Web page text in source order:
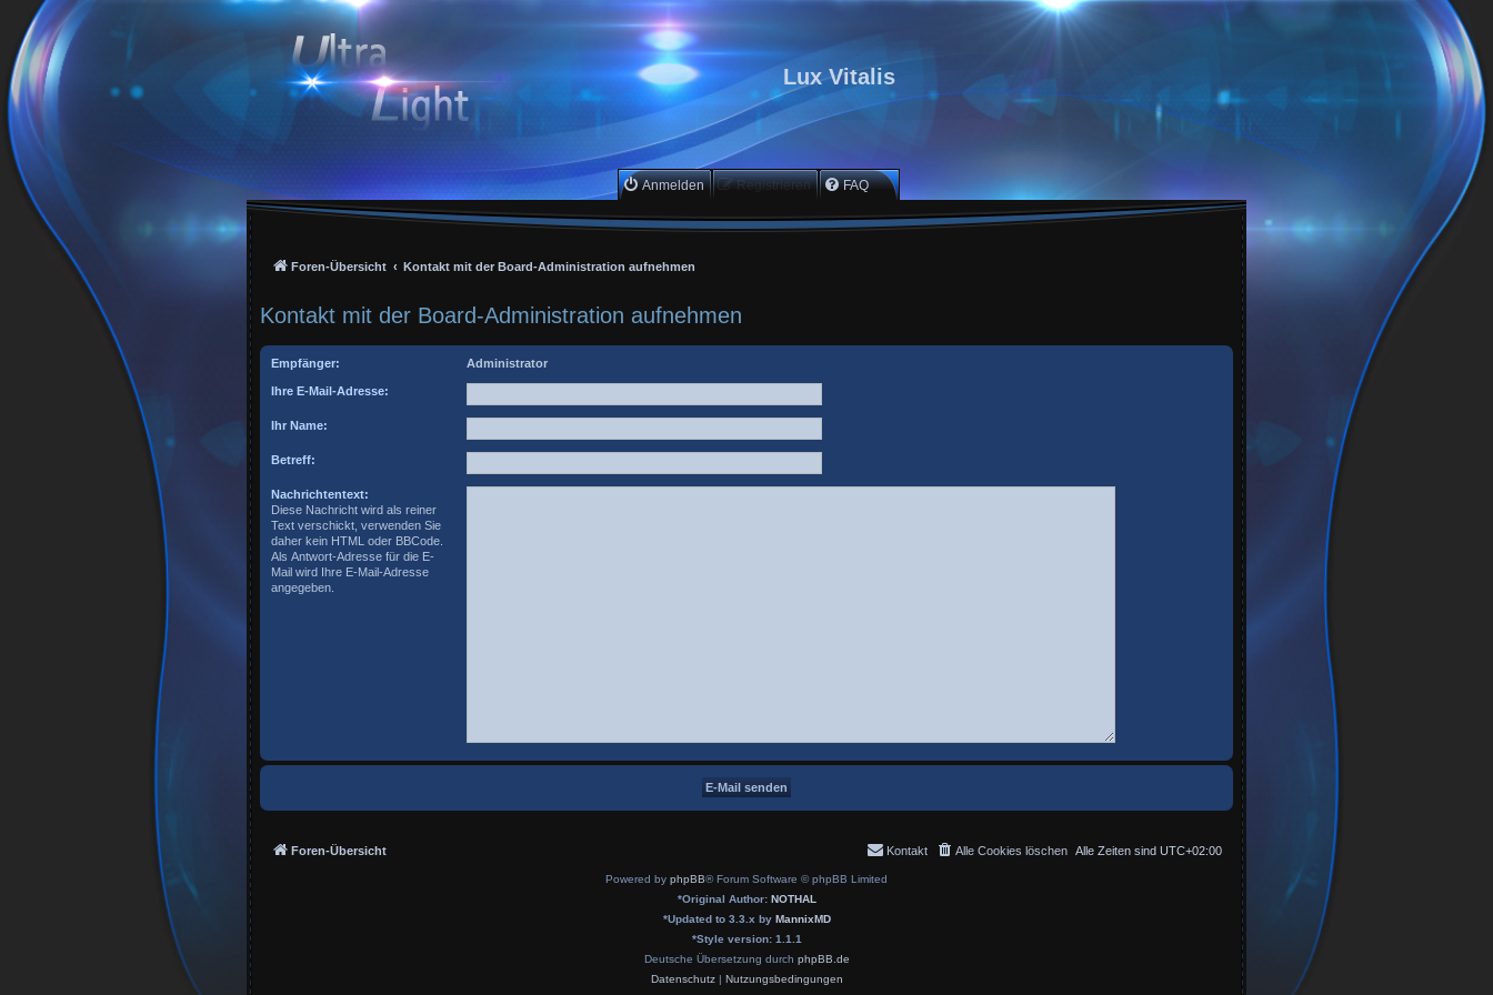
Lux Vitalis
Anmelden Registrieren FAQ
Foren-Übersicht Kontakt mit der Board-Administration aufnehmen
Kontakt mit der Board-Administration aufnehmen
Empfänger: Administrator
Ihre E-Mail-Adresse:
Ihr Name:
Betreff:
Nachrichtentext:
Diese Nachricht wird als reiner
Text verschickt, verwenden Sie
daher kein HTML oder BBCode.
Als Antwort-Adresse für die E-
Mail wird Ihre E-Mail-Adresse
angegeben.
Foren-Übersicht Alle Zeiten sind UTC+02:00
Alle Cookies löschen
Kontakt
Powered by phpBB® Forum Software © phpBB Limited
*Original Author: NOTHAL
*Updated to 3.3.x by MannixMD
*Style version: 1.1.1
Deutsche Übersetzung durch phpBB.de
Datenschutz| Nutzungsbedingungen